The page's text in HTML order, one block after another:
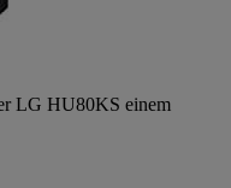
LG HU80KS einem